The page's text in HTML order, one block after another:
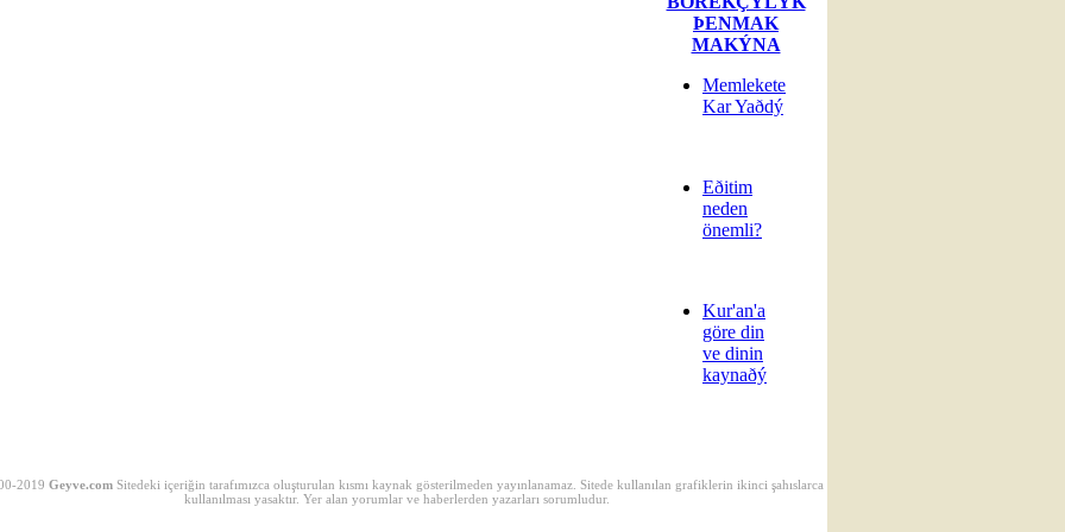
ÞENMAK
MAKÝNA
Memlekete
Kar Yaðdý
Eðitim
neden
önemli?
Kur'an'a
göre din
ve dinin
kaynaðý
2019 Geyve.comSitedeki içeriğin tarafımızca oluşturulan kısmı kaynak gösterilmeden yayınlanamaz. Sitede kullanılan grafiklerin ikinci şahıslarca
kullanılması yasaktır. Yer alan yorumlar ve haberlerden yazarları sorumludur.